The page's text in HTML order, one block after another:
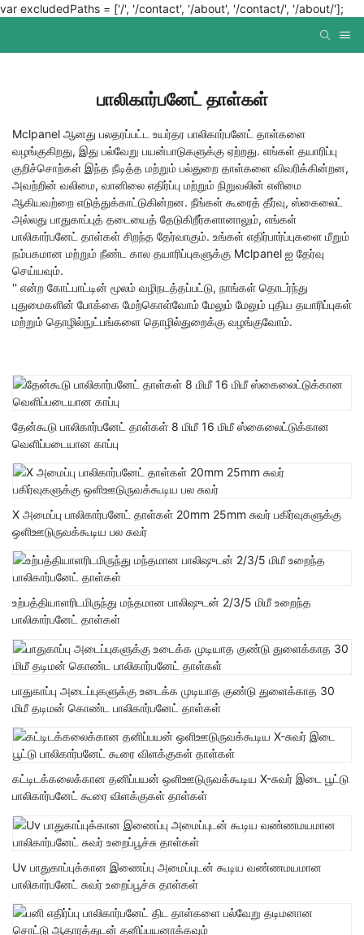
var excludedPaths = ['/', '/contact', '/about', '/contact/', '/about/'];
பாலிகார்பனேட் தாள்கள்
Mclpanel ஆனது பலதரப்பட்ட உயர்தர பாலிகார்பனேட் தாள்களை
வழங்குகிறது, இது பல்வேறு பயன்பாடுகளுக்கு ஏற்றது. எங்கள் தயாரிப்பு
குறிச்சொற்கள் இந்த நீடித்த மற்றும் பல்துறை தாள்களை விவரிக்கின்றன,
அவற்றின் வலிமை, வானிலை எதிர்ப்பு மற்றும் நிறுவலின் எளிமை
ஆகியவற்றை எடுத்துக்காட்டுகின்றன. நீங்கள் கூரைத் தீர்வு, ஸ்கைலைட்
அல்லது பாதுகாப்புத் தடையைத் தேடுகிறீர்களானாலும், எங்கள்
பாலிகார்பனேட் தாள்கள் சிறந்த தேர்வாகும். உங்கள் எதிர்பார்ப்புகளை மீறும்
நம்பகமான மற்றும் நீண்ட கால தயாரிப்புகளுக்கு Mclpanel ஐ தேர்வு
செய்யவும்.
'' என்ற கோட்பாட்டின் மூலம் வழிநடத்தப்பட்டு, நாங்கள் தொடர்ந்து
புதுமைகளின் போக்கை மேற்கொள்வோம் மேலும் மேலும் புதிய தயாரிப்புகள்
மற்றும் தொழில்நுட்பங்களை தொழில்துறைக்கு வழங்குவோம்.
தேன்கூடு பாலிகார்பனேட் தாள்கள் 8 மிமீ 16 மிமீ ஸ்கைலைட்டுக்கான
வெளிப்படையான காப்பு
X அமைப்பு பாலிகார்பனேட் தாள்கள் 20mm 25mm சுவர் பகிர்வுகளுக்கு
ஒளிஊடுருவக்கூடிய பல சுவர்
உற்பத்தியாளரிடமிருந்து மந்தமான பாலிஷுடன் 2/3/5 மிமீ உறைந்த
பாலிகார்பனேட் தாள்கள்
பாதுகாப்பு அடைப்புகளுக்கு உடைக்க முடியாத குண்டு துளைக்காத 30
மிமீ தடிமன் கொண்ட பாலிகார்பனேட் தாள்கள்
கட்டிடக்கலைக்கான தனிப்பயன் ஒளிஊடுருவக்கூடிய X-சுவர் இடை பூட்டு
பாலிகார்பனேட் கூரை விளக்குகள் தாள்கள்
Uv பாதுகாப்புக்கான இணைப்பு அமைப்புடன் கூடிய வண்ணமயமான
பாலிகார்பனேட் சுவர் உறைப்பூச்சு தாள்கள்